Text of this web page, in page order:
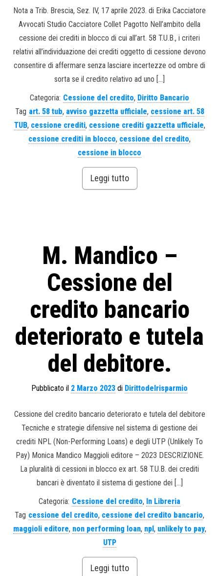
Nota a Trib. Brescia, Sez. IV, 17 aprile 2023. di Erika Cacciatore
Avvocati Studio Cacciatore Collet Pagotto Nell’ambito della
cessione dei crediti in blocco di cui all’art. 58 T.U.B., i criteri
relativi all’individuazione dei crediti oggetto di cessione devono
consentire di affermare senza lasciare incertezze od ombre di
sorta se il credito relativo ad uno […]
Categoria: Cessione del credito, Diritto Bancario
Tag art. 58 tub, avviso gazzetta ufficiale, cessione art. 58
TUB, cessione crediti, cessione crediti gazzetta ufficiale,
cessione crediti in blocco, cessione del credito,
cessione in blocco
Leggi tutto
M. Mandico –
Cessione del
credito bancario
deteriorato e tutela
del debitore.
Pubblicato il 2 Marzo 2023 di Dirittodelrisparmio
Cessione del credito bancario deteriorato e tutela del debitore
Tecniche e strategie difensive nel sistema di gestione dei
crediti NPL (Non-Performing Loans) e degli UTP (Unlikely To
Pay) Monica Mandico Maggioli editore – 2023 DESCRIZIONE.
La pluralità di cessioni in blocco ex art. 58 T.U.B. dei crediti
bancari è diventato il sistema di gestione dei […]
Categoria: Cessione del credito, In Libreria
Tag cessione del credito, cessione del credito bancario,
maggioli editore, non performing loan, npl , unlikely to pay,
UTP
Leggi tutto